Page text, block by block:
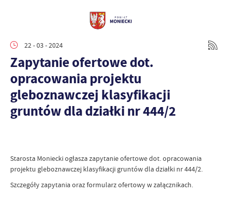
22 - 03 - 2024
Zapytanie ofertowe dot.
opracowania projektu
gleboznawczej klasyfikacji
gruntów dla działki nr 444/2
Starosta Moniecki ogłasza zapytanie ofertowe dot. opracowania
projektu gleboznawczej klasyfikacji gruntów dla działki nr 444/2.
Szczegóły zapytania oraz formularz ofertowy w załącznikach.